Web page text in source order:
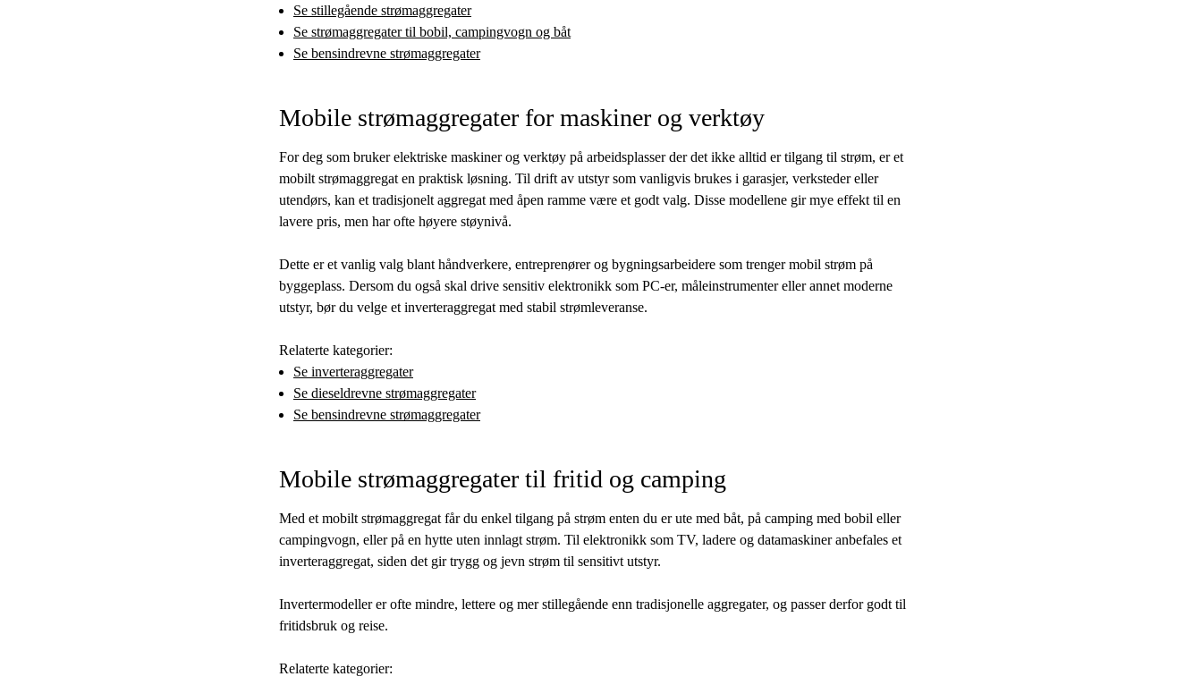
Se stillegående strømaggregater
Se strømaggregater til bobil, campingvogn og båt
Se bensindrevne strømaggregater
Mobile strømaggregater for maskiner og verktøy
For deg som bruker elektriske maskiner og verktøy på arbeidsplasser der det ikke alltid er tilgang til strøm, er et
mobilt strømaggregat en praktisk løsning. Til drift av utstyr som vanligvis brukes i garasjer, verksteder eller
utendørs, kan et tradisjonelt aggregat med åpen ramme være et godt valg. Disse modellene gir mye effekt til en
lavere pris, men har ofte høyere støynivå.
Dette er et vanlig valg blant håndverkere, entreprenører og bygningsarbeidere som trenger mobil strøm på
byggeplass. Dersom du også skal drive sensitiv elektronikk som PC-er, måleinstrumenter eller annet moderne
utstyr, bør du velge et inverteraggregat med stabil strømleveranse.
Relaterte kategorier:
Se inverteraggregater
Se dieseldrevne strømaggregater
Se bensindrevne strømaggregater
Mobile strømaggregater til fritid og camping
Med et mobilt strømaggregat får du enkel tilgang på strøm enten du er ute med båt, på camping med bobil eller
campingvogn, eller på en hytte uten innlagt strøm. Til elektronikk som TV, ladere og datamaskiner anbefales et
inverteraggregat, siden det gir trygg og jevn strøm til sensitivt utstyr.
Invertermodeller er ofte mindre, lettere og mer stillegående enn tradisjonelle aggregater, og passer derfor godt til
fritidsbruk og reise.
Relaterte kategorier: